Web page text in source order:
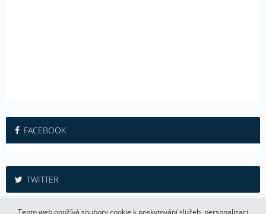
FACEBOOK
TWITTER
iSport365.cz © 2015 – 2026
Tento web používá soubory cookie k poskytování služeb, personalizaci